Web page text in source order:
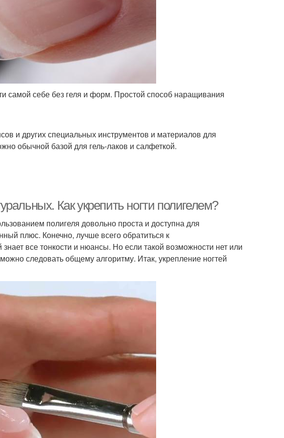
самой себе без геля и форм. Простой способ наращивания
и других специальных инструментов и материалов для
обычной базой для гель-лаков и салфеткой.
Как укрепить ногти полигелем?
полигеля довольно проста и доступна для
плюс. Конечно, лучше всего обратиться к
все тонкости и нюансы. Но если такой возможности нет или
следовать общему алгоритму. Итак, укрепление ногтей